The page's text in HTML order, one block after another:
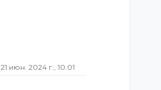
21 июн. 2024 г., 10:01